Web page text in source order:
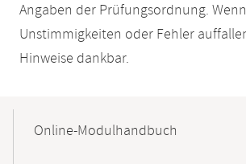
Angaben der Prüfungsordnung.
Unstimmigkeiten oder Fehler
Hinweise dankbar.
NavigationOnline-Modulhandbuch